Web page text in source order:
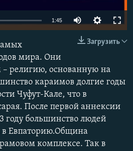
1:45
Загрузить
мира. Они
– религию, основанную на
караимов долгие годы
Чуфут-Кале, что в
После первой аннексии
году большинство людей
в Евпаторию.Община
комплексе. Так в